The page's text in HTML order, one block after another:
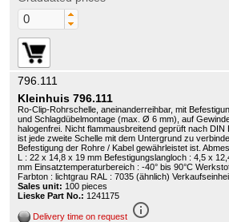
796.111
Kleinhuis 796.111
Ro-Clip-Rohrschelle, aneinanderreihbar, mit
und Schlagdübelmontage (max. Ø 6 mm), auf
halogenfrei. Nicht flammausbreitend geprüft nach DIN
ist jede zweite Schelle mit dem Untergrund zu
Befestigung der Rohre / Kabel gewährleistet ist.
L : 22 x 14,8 x 19 mm Befestigungslangloch : 4,5 x
mm Einsatztemperaturbereich : -40° bis 90°C
Farbton : lichtgrau RAL : 7035 (ähnlich)
Sales unit: 100 pieces
Lieske Part No.: 1241175
Delivery time on request info_outline